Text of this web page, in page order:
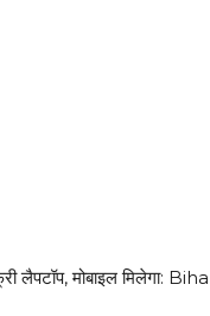
फ्री लैपटॉप, मोबाइल